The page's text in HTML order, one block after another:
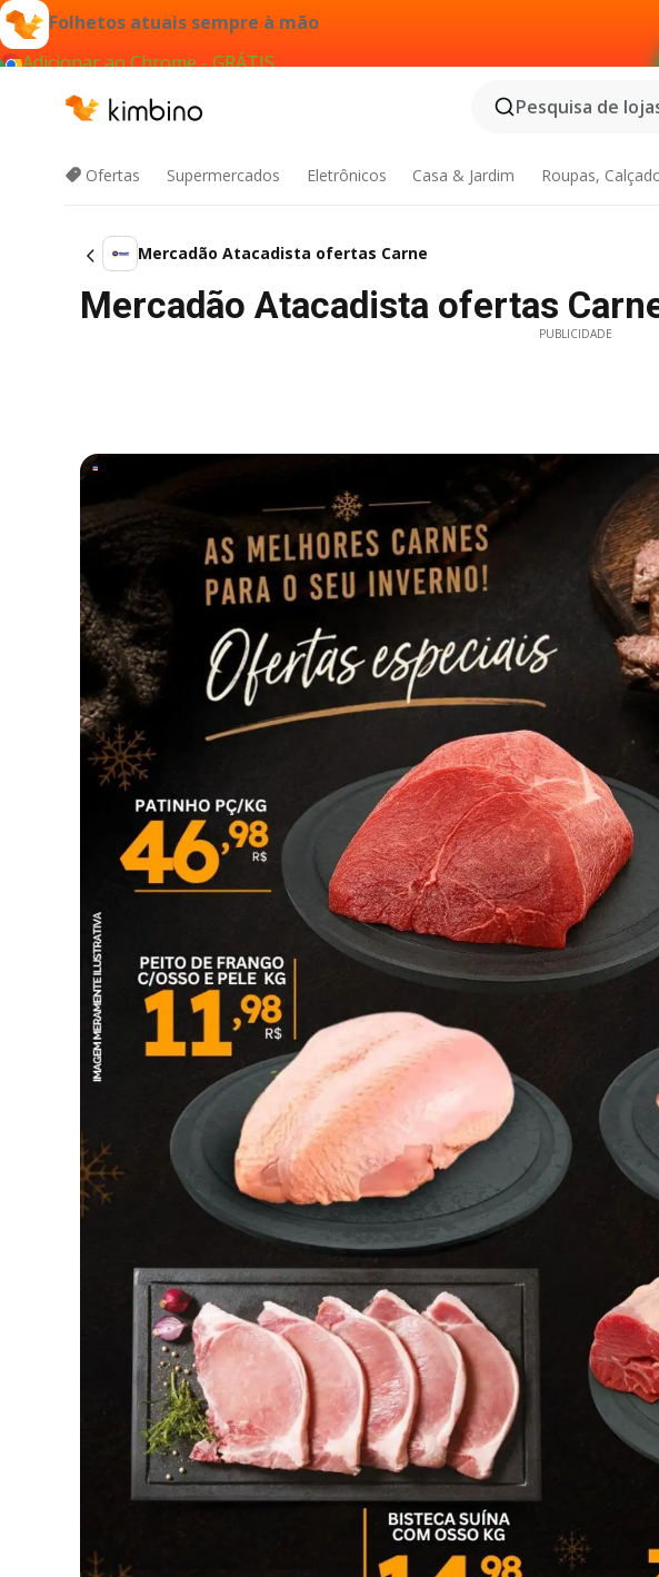
Folhetos atuais sempre à mão
Adicionar ao Chrome - GRÁTIS
Pesquisa de
Ofertas Supermercados Eletrônicos Casa & Jardim Roupas,
Mercadão Atacadista ofertas Carne
Mercadão Atacadista ofertas
PUBLICIDADE